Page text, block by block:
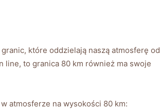
które oddzielają naszą atmosferę od
line, to granica 80 km również ma swoje
atmosferze na wysokości 80 km: